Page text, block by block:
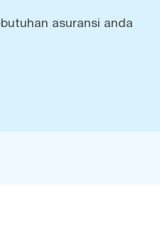
asuransi anda